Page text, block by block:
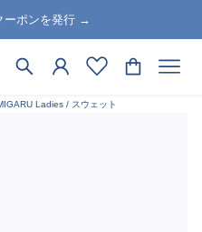
ーポンを発行 →
Ladies / スウェット